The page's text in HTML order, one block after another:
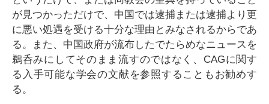
が見つかっただけで、中国では逮捕または逮捕より更
に悪い処遇を受ける十分な理由とみなされるからであ
る。また、中国政府が流布したでたらめなニュースを
鵜呑みにしてそのまま流すのではなく、CAGに関す
る入手可能な学会の文献を参照することもお勧めす
る。